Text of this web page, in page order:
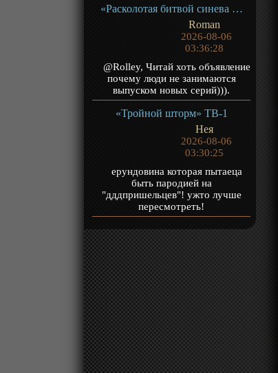
«Расколотая битвой синева небес 5» ТВ-5
Roman
2026-08-06
03:36:28
@Rolley, Читай хоть объявление
почему люди не занимаются
выпуском новых серий))).
«Тройной шторм» ТВ-1
Нея
2026-08-06
03:30:25
ерундовина которая пытаеца
быть пародией на
"дддпришельцев"! ужто лучше
пересмотреть!